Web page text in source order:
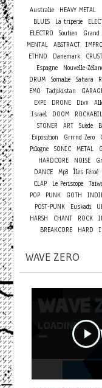
Australie HEAVY METAL
BLUES
La triperie
ELECTRO
Soutien Grand
MENTAL ABSTRACT IMPRO
ETHNO
Danemark CRUST
Espagne
Nouvelle-
DRUM Somalie Sahara
EMO
Tadjikistan
EXPE
DRONE Divx
Israel
DOOM
STONER
ART Suède
Exposition
Grrrnd Zero
Pologne
SONIC METAL
HARDCORE
NOISE
DANCE Mp3 Îles Féroé
CLAP
Le Periscope
POP
PUNK GOTH
POST-PUNK
Euskadi
HARSH
CHANT ROCK
BREAKCORE
HARD
WAVE ZERO